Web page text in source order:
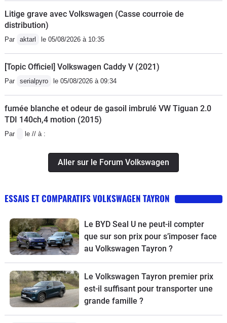
Litige grave avec Volkswagen (Casse courroie de
distribution)
Par aktarl le 05/08/2026 à 10:35
[Topic Officiel] Volkswagen Caddy V (2021)
Par serialpyro le 05/08/2026 à 09:34
fumée blanche et odeur de gasoil imbrulé VW Tiguan 2.0
TDI 140ch,4 motion (2015)
Par le // à :
Aller sur le Forum Volkswagen
ESSAIS ET COMPARATIFS VOLKSWAGEN TAYRON
Le BYD Seal U ne peut-il compter
que sur son prix pour s’imposer face
au Volkswagen Tayron ?
Le Volkswagen Tayron premier prix
est-il suffisant pour transporter une
grande famille ?